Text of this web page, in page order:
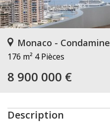
Monaco - Condamine
176 m² 4 Pièces
8 900 000 €
Description